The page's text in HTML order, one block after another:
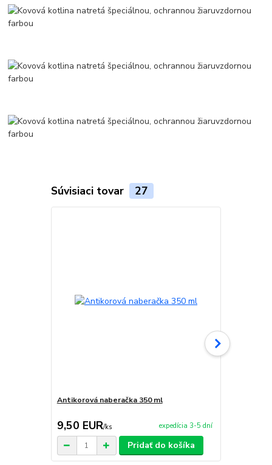
Súvisiaci tovar 27
Antikorová naberačka 350 ml
9,50 EUR/ks expedícia 3-5 dní
Pridať do košíka